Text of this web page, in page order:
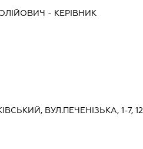
- КЕРІВНИК
ВУЛ.ПЕЧЕНІЗЬКА, 1-7, 12